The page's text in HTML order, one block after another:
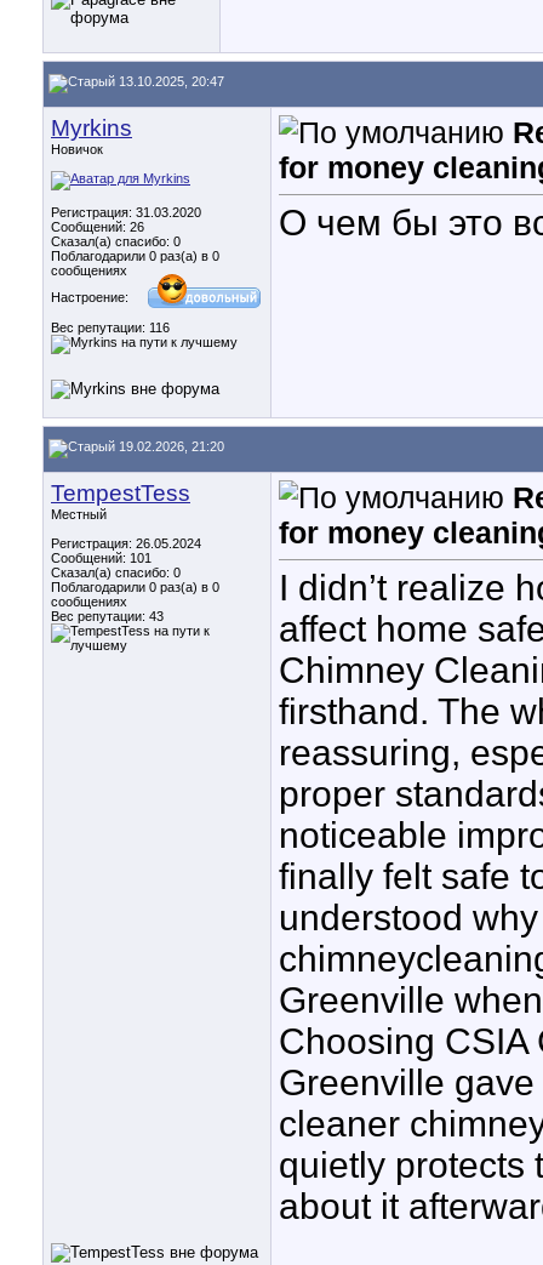
13.10.2025, 20:47
Myrkins
Новичок
Регистрация: 31.03.2020
Сообщений: 26
Сказал(а) спасибо: 0
Поблагодарили 0 раз(а) в 0
сообщениях
Настроение:
Вес репутации: 116
for money
О чем бы это
19.02.2026, 21:20
TempestTess
Местный
Регистрация: 26.05.2024
Сообщений: 101
Сказал(а) спасибо: 0
Поблагодарили 0 раз(а) в 0
сообщениях
Вес репутации: 43
for money
I didn’t realize
affect home
Chimney
firsthand. The
reassuring,
proper
noticeable
finally felt safe
understood
Greenville
Choosing
Greenville
cleaner
quietly protects
about it